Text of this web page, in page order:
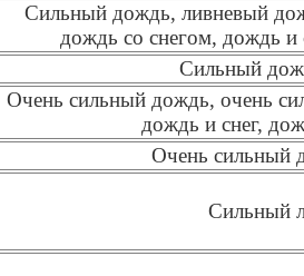
Сильный дождь, ливневый
дождь со снегом, дождь и
Сильный
Очень сильный дождь, очень
дождь и снег,
Очень сильный
Сильный